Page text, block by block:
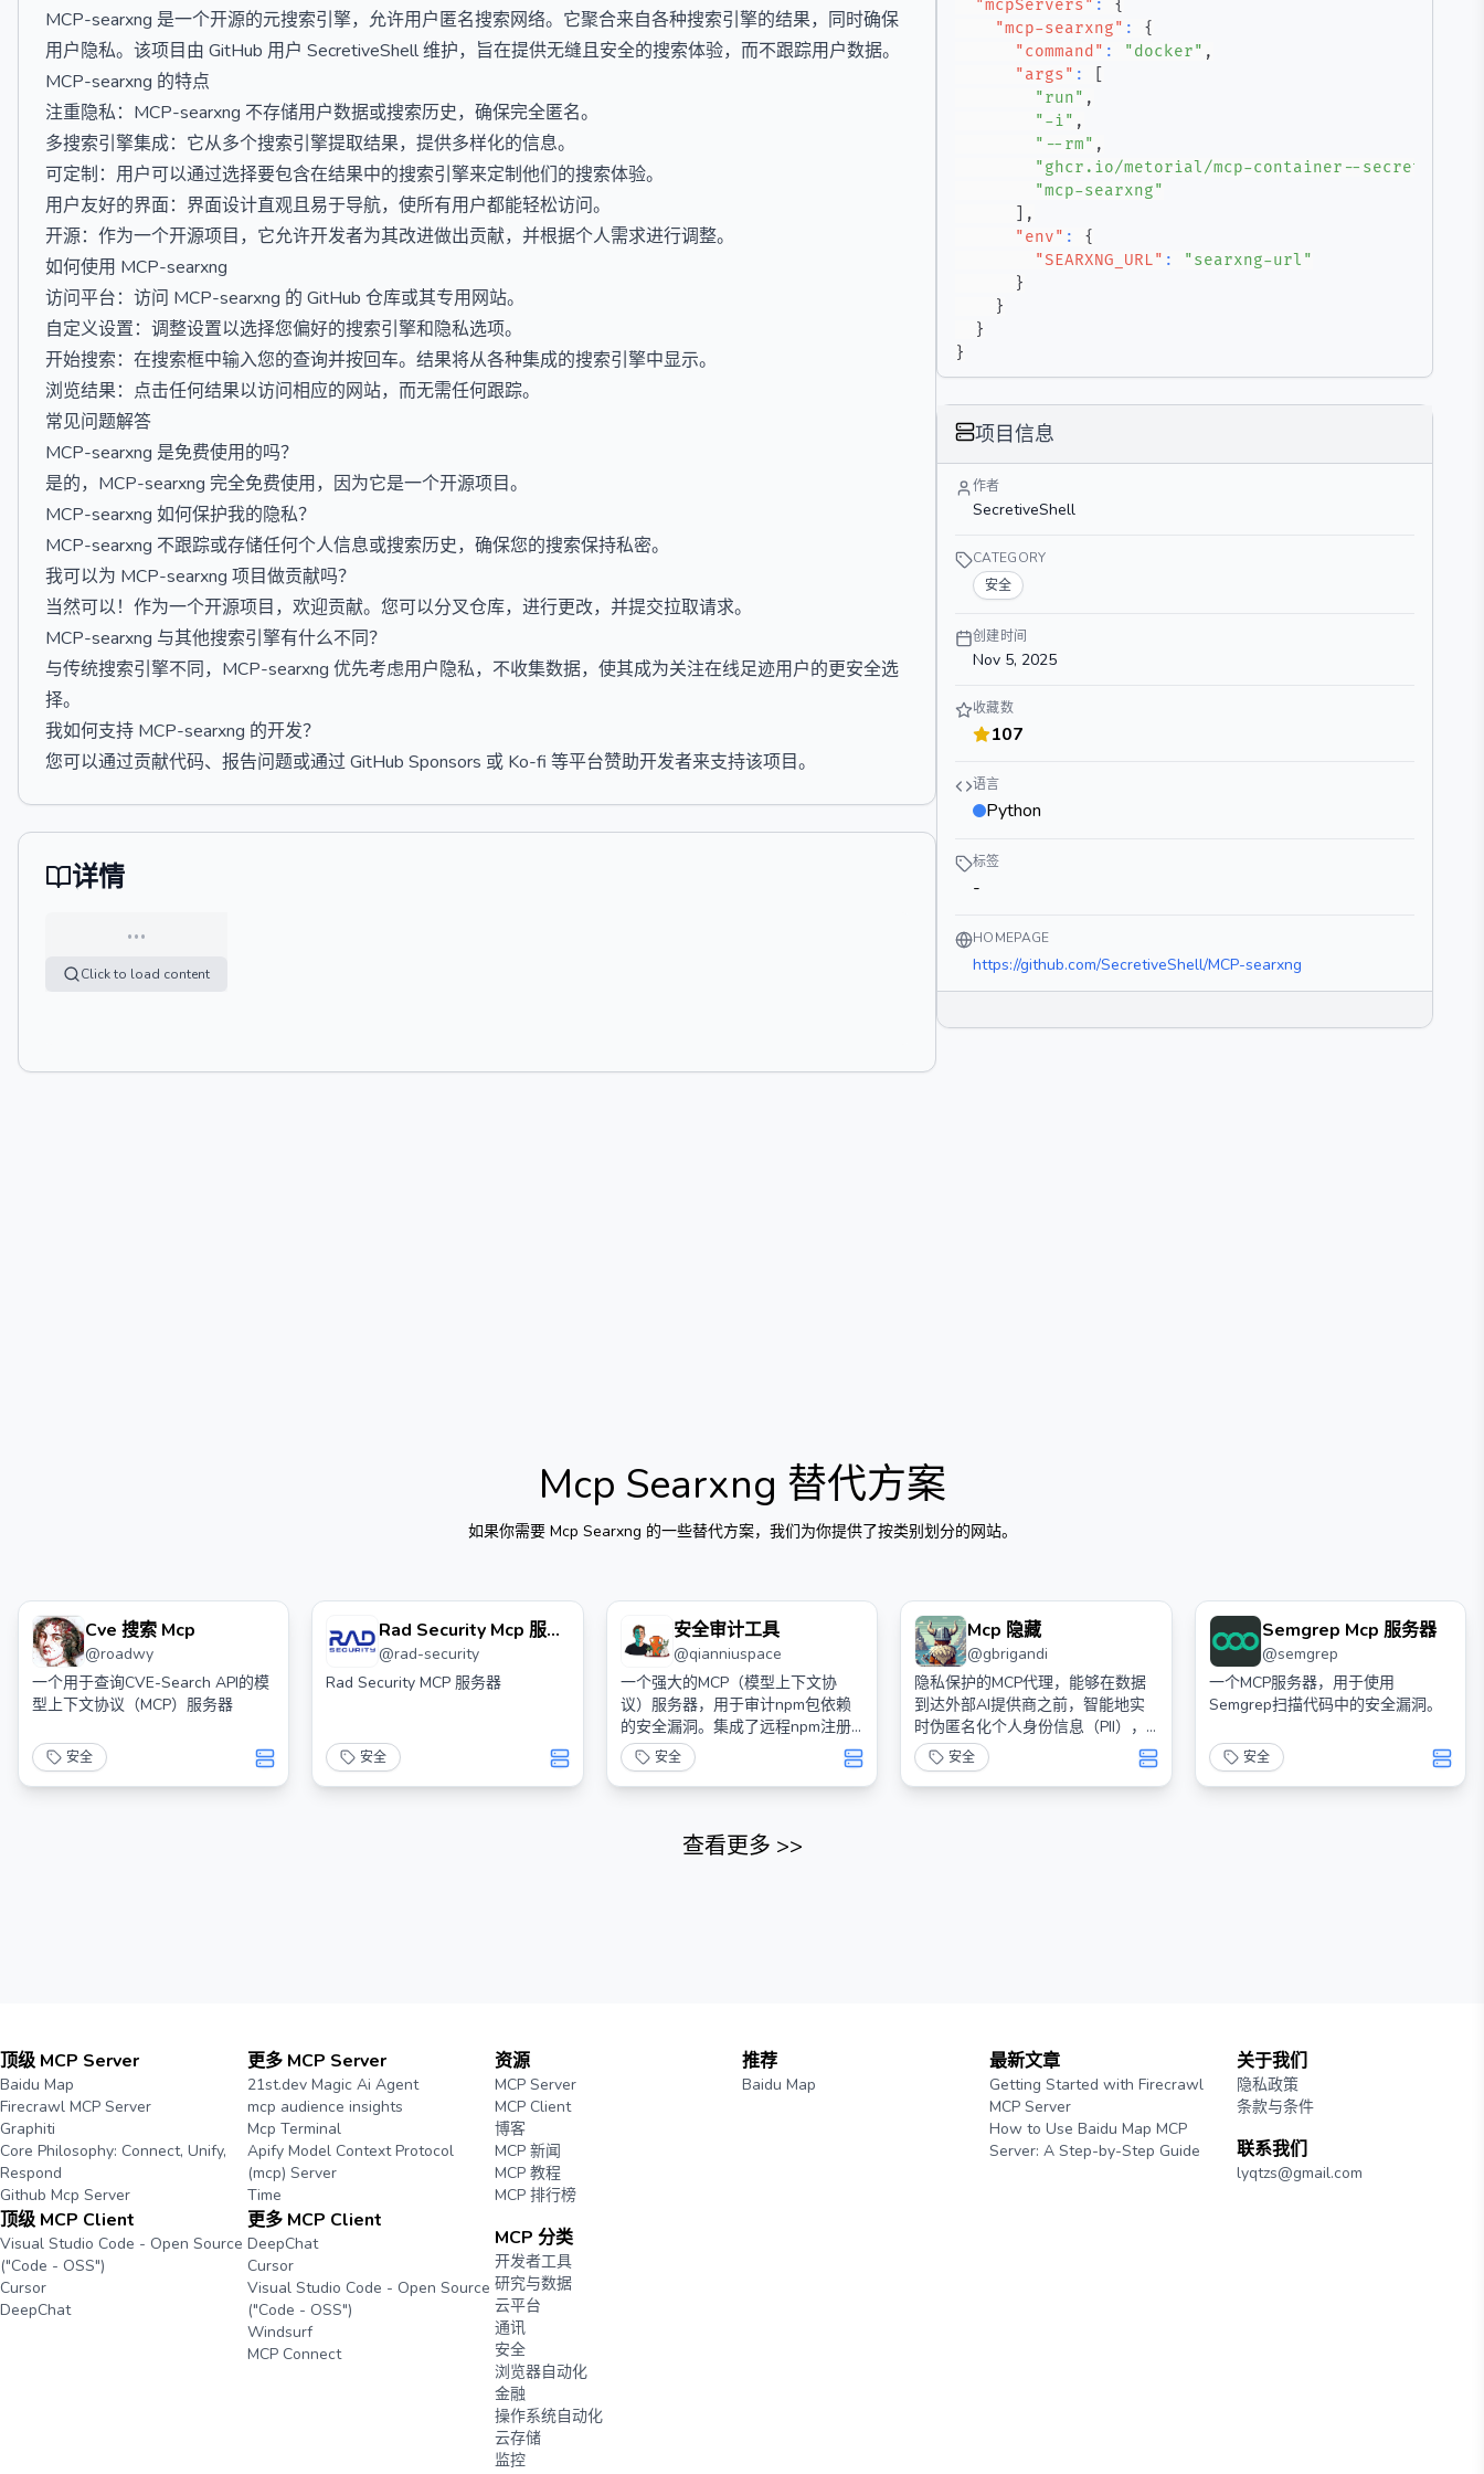
MCP-searxng 是一个开源的元搜索引擎，允许用户匿名搜索网络。它聚合来自各种搜索引擎的结果，同时确保
用户隐私。该项目由 GitHub 用户 SecretiveShell 维护，旨在提供无缝且安全的搜索体验，而不跟踪用户数据。
MCP-searxng 的特点
注重隐私：MCP-searxng 不存储用户数据或搜索历史，确保完全匿名。
多搜索引擎集成：它从多个搜索引擎提取结果，提供多样化的信息。
可定制：用户可以通过选择要包含在结果中的搜索引擎来定制他们的搜索体验。
用户友好的界面：界面设计直观且易于导航，使所有用户都能轻松访问。
开源：作为一个开源项目，它允许开发者为其改进做出贡献，并根据个人需求进行调整。
如何使用 MCP-searxng
访问平台：访问 MCP-searxng 的 GitHub 仓库或其专用网站。
自定义设置：调整设置以选择您偏好的搜索引擎和隐私选项。
开始搜索：在搜索框中输入您的查询并按回车。结果将从各种集成的搜索引擎中显示。
浏览结果：点击任何结果以访问相应的网站，而无需任何跟踪。
常见问题解答
MCP-searxng 是免费使用的吗？
是的，MCP-searxng 完全免费使用，因为它是一个开源项目。
MCP-searxng 如何保护我的隐私？
MCP-searxng 不跟踪或存储任何个人信息或搜索历史，确保您的搜索保持私密。
我可以为 MCP-searxng 项目做贡献吗？
当然可以！作为一个开源项目，欢迎贡献。您可以分叉仓库，进行更改，并提交拉取请求。
MCP-searxng 与其他搜索引擎有什么不同？
与传统搜索引擎不同，MCP-searxng 优先考虑用户隐私，不收集数据，使其成为关注在线足迹用户的更安全选
择。
我如何支持 MCP-searxng 的开发？
您可以通过贡献代码、报告问题或通过 GitHub Sponsors 或 Ko-fi 等平台赞助开发者来支持该项目。
详情
…
Click to load content
"mcpServers" :
{
"mcp-searxng" :
{
"command" : "docker" ,
"args" :
"run" ,
"-i" ,
"--rm" ,
"ghcr.io/metorial/mcp-container--
"mcp-searxng"
,
"env" :
{
"SEARXNG_URL" :
"searxng-url"
}
}
}
}
项目信息
作者
SecretiveShell
CATEGORY
安全
创建时间
Nov 5, 2025
收藏数
107
语言
Python
标签
-
HOMEPAGE
https://github.com/SecretiveShell/MCP-searxng
Mcp Searxng 替代方案
如果你需要 Mcp Searxng 的一些替代方案，我们为你提供了按类别划分的网站。
Cve 搜索 Mcp
@roadwy
一个用于查询CVE-Search API的模
型上下文协议（MCP）服务器
安全
Rad Security Mcp 服务
器
@rad-security
Rad Security MCP 服务器
安全
安全审计工具
@qianniuspace
一个强大的MCP（模型上下文协
议）服务器，用于审计npm包依赖
的安全漏洞。集成了远程npm注册
表，实现实时安全检查。
安全
Mcp 隐藏
@gbrigandi
隐私保护的MCP代理，能够在数据
到达外部AI提供商之前，智能地实
时伪匿名化个人身份信息（PII），
同时保持语义关系以确保准确分
析。
安全
Semgrep Mcp 服务器
@semgrep
一个MCP服务器，用于使用
Semgrep扫描代码中的安全漏洞。
安全
查看更多 >>
顶级 MCP Server
Baidu Map
Firecrawl MCP Server
Graphiti
Core Philosophy: Connect, Unify,
Respond
Github Mcp Server
顶级 MCP Client
Visual Studio Code - Open Source
("Code - OSS")
Cursor
DeepChat
更多 MCP Server
21st.dev Magic Ai Agent
mcp audience insights
Mcp Terminal
Apify Model Context Protocol
(mcp) Server
Time
更多 MCP Client
DeepChat
Cursor
Visual Studio Code - Open Source
("Code - OSS")
Windsurf
MCP Connect
资源
MCP Server
MCP Client
博客
MCP 新闻
MCP 教程
MCP 排行榜
MCP 分类
开发者工具
研究与数据
云平台
通讯
安全
浏览器自动化
金融
操作系统自动化
云存储
监控
推荐
Baidu Map
最新文章
Getting Started with Firecrawl
MCP Server
How to Use Baidu Map MCP
Server: A Step-by-Step Guide
关于我们
隐私政策
条款与条件
联系我们
lyqtzs@gmail.com